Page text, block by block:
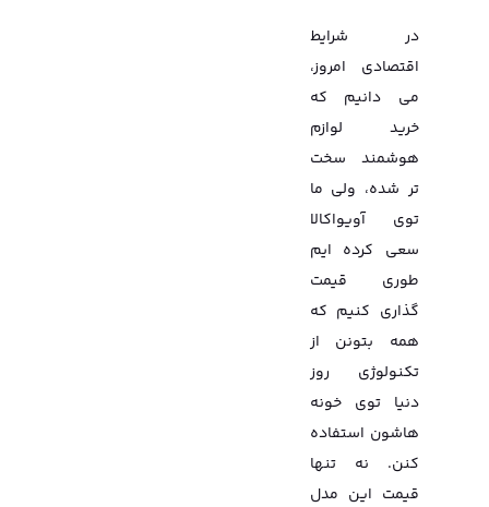
در شرایط
اقتصادی امروز،
می دانیم که
خرید لوازم
هوشمند سخت
تر شده، ولی ما
توی آویواکالا
سعی کرده ایم
طوری قیمت
گذاری کنیم که
همه بتونن از
تکنولوژی روز
دنیا توی خونه
هاشون استفاده
کنن. نه تنها
قیمت این مدل